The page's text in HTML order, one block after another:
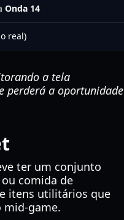
Onda 14
real)
a tela
perderá a oportunidade
ter um conjunto
comida de
itens utilitários que
mid-game.